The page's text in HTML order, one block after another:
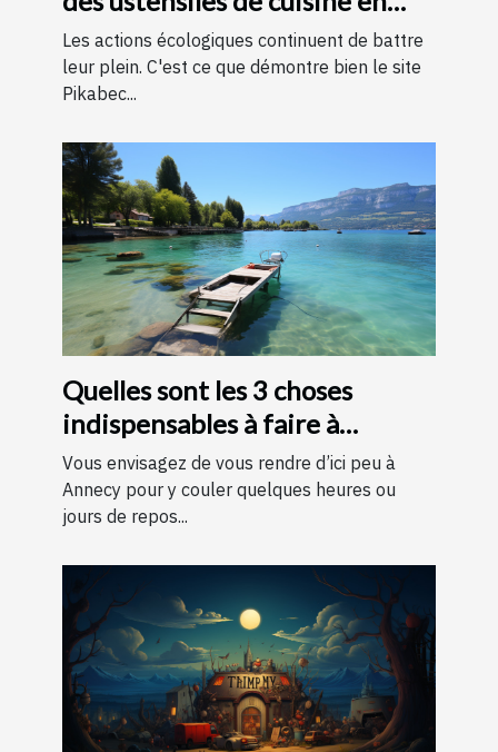
bois
Les actions écologiques continuent de battre
leur plein. C'est ce que démontre bien le site
Pikabec...
Quelles sont les 3 choses
indispensables à faire à
Annecy ?
Vous envisagez de vous rendre d’ici peu à
Annecy pour y couler quelques heures ou
jours de repos...